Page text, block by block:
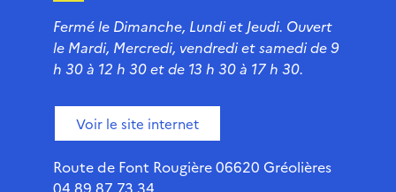
Fermé le Dimanche, Lundi et Jeudi. Ouvert
le Mardi, Mercredi, vendredi et samedi de 9
h 30 à 12 h 30 et de 13 h 30 à 17 h 30.
Voir le site internet
Route de Font Rougière 06620 Gréolières
04 89 87 73 34